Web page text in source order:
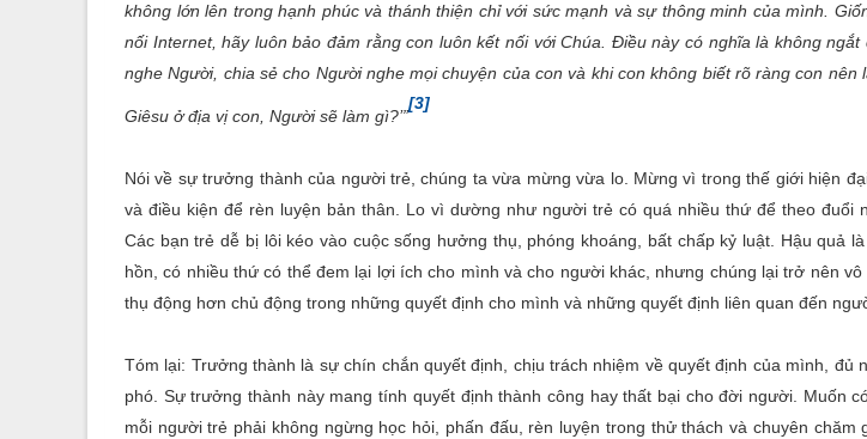
không lớn lên trong hạnh phúc và thánh thiện chỉ với sức mạnh và sự thông minh của mình.
nối Internet, hãy luôn bảo đảm rằng con luôn kết nối với Chúa. Điều này có nghĩa là không
nghe Người, chia sẻ cho Người nghe mọi chuyện của con và khi con không biết rõ ràng con nên
Giêsu ở địa vị con, Người sẽ làm gì?’”
[3]
Nói về sự trưởng thành của người trẻ, chúng ta vừa mừng vừa lo. Mừng vì trong thế giới hiện
và điều kiện để rèn luyện bản thân. Lo vì dường như người trẻ có quá nhiều thứ để theo đuổi
Các bạn trẻ dễ bị lôi kéo vào cuộc sống hưởng thụ, phóng khoáng, bất chấp kỷ luật. Hậu quả
hồn, có nhiều thứ có thể đem lại lợi ích cho mình và cho người khác, nhưng chúng lại trở nên
thụ động hơn chủ động trong những quyết định cho mình và những quyết định liên quan đến
Tóm lại: Trưởng thành là sự chín chắn quyết định, chịu trách nhiệm về quyết định của mình, đủ
phó. Sự trưởng thành này mang tính quyết định thành công hay thất bại cho đời người. Muốn
mỗi người trẻ phải không ngừng học hỏi, phấn đấu, rèn luyện trong thử thách và chuyên chăm